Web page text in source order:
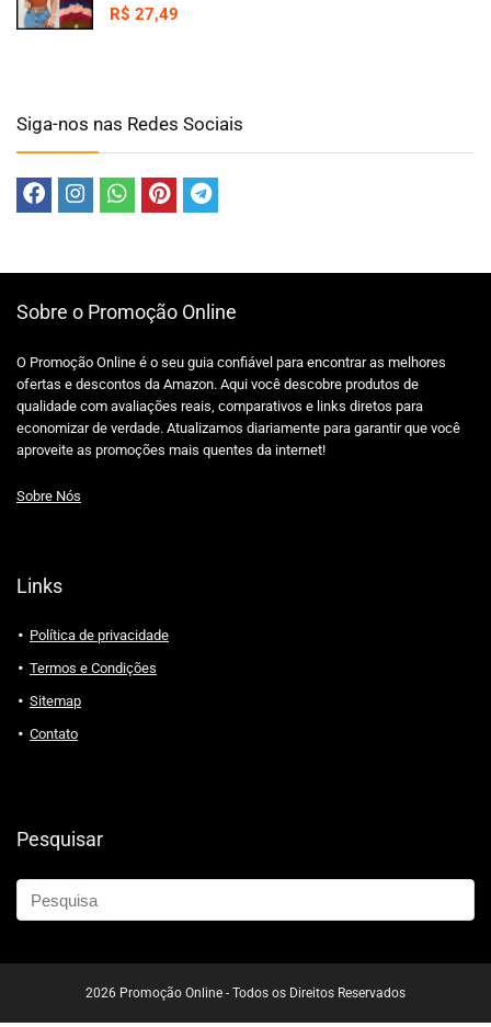
R$ 27,49
Siga-nos nas Redes Sociais
Sobre o Promoção Online
O Promoção Online é o seu guia confiável para encontrar as melhores
ofertas e descontos da Amazon. Aqui você descobre produtos de
qualidade com avaliações reais, comparativos e links diretos para
economizar de verdade. Atualizamos diariamente para garantir que você
aproveite as promoções mais quentes da internet!
Sobre Nós
Links
Política de privacidade
Termos e Condições
Sitemap
Contato
Pesquisar
2026 Promoção Online - Todos os Direitos Reservados